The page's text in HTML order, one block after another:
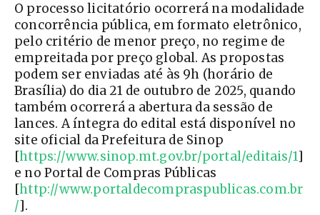
O processo licitatório ocorrerá na modalidade
concorrência pública, em formato eletrônico,
pelo critério de menor preço, no regime de
empreitada por preço global. As propostas
podem ser enviadas até às 9h (horário de
Brasília) do dia 21 de outubro de 2025, quando
também ocorrerá a abertura da sessão de
lances. A íntegra do edital está disponível no
site oficial da Prefeitura de Sinop
[https://www.sinop.mt.gov.br/portal/editais/1]
e no Portal de Compras Públicas
[http://www.portaldecompraspublicas.com.br
/].